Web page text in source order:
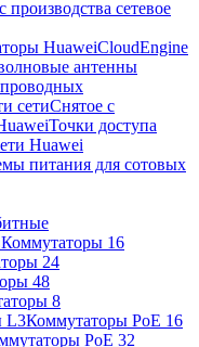
производства сетевое
HuaweiCloudEngine
антенны
сетиСнятое с
Точки доступа
Huawei
питания для сотовых
Коммутаторы 16
24
48
8
L3Коммутаторы PoE 16
PoE 32